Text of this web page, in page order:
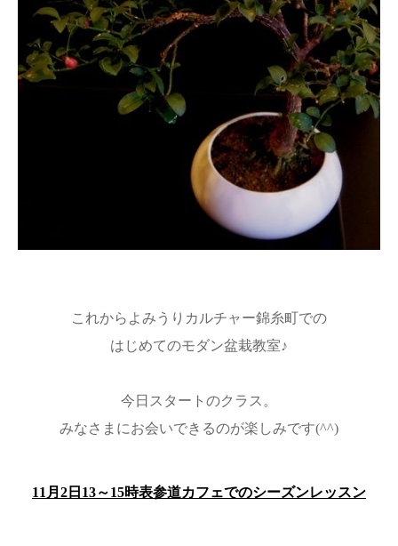
これからよみうりカルチャー錦糸町での
はじめてのモダン盆栽教室♪
今日スタートのクラス。
みなさまにお会いできるのが楽しみです(^^)
11月2日13～15時表参道カフェでのシーズンレッスン